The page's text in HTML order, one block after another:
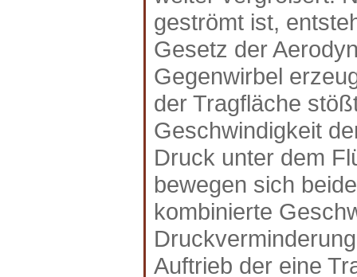
geströmt ist,
Gesetz der
Gegenwirbel
der Tragfläche
Geschwindigkeit
Druck unter dem
bewegen sich
kombinierte
Auftrieb der eine